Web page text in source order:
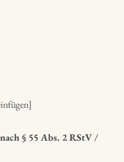
§ 55 Abs. 2 RStV /